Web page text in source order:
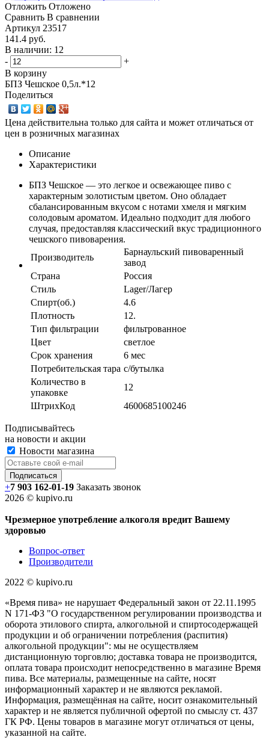
Отложить Отложено
Сравнить В сравнении
Артикул 23517
141.4 руб.
В наличии: 12
-
+
В корзину
БПЗ Чешское 0,5л.*12
Поделиться
Цена действительна только для сайта и может отличаться от
цен в розничных магазинах
Описание
Характеристики
БПЗ Чешское — это легкое и освежающее пиво с
характерным золотистым цветом. Оно обладает
сбалансированным вкусом с нотами хмеля и мягким
солодовым ароматом. Идеально подходит для любого
случая, предоставляя классический вкус традиционного
чешского пивоварения.
Производитель
Барнаульский пивоваренный
завод
Страна
Россия
Стиль
Lager/Лагер
Спирт(об.)
4.6
Плотность
12.
Тип фильтрации
фильтрованное
Цвет
светлое
Срок хранения
6 мес
Потребительская тара с/бутылка
Количество в
упаковке
12
ШтрихКод
4600685100246
Подписывайтесь
на новости и акции
Новости магазина
+7 903 162-01-19 Заказать звонок
2026 © kupivo.ru
Чрезмерное употребление алкоголя вредит Вашему
здоровью
Вопрос-ответ
Производители
2022 ©️ kupivo.ru
«Время пива» не нарушает Федеральный закон от 22.11.1995
N 171-ФЗ "О государственном регулировании производства и
оборота этилового спирта, алкогольной и спиртосодержащей
продукции и об ограничении потребления (распития)
алкогольной продукции": мы не осуществляем
дистанционную торговлю; доставка товара не производится,
оплата товара происходит непосредственно в магазине Время
пива. Все материалы, размещенные на сайте, носят
информационный характер и не являются рекламой.
Информация, размещённая на сайте, носит ознакомительный
характер и не является публичной офертой по смыслу ст. 437
ГК РФ. Цены товаров в магазине могут отличаться от цены,
указанной на сайте.